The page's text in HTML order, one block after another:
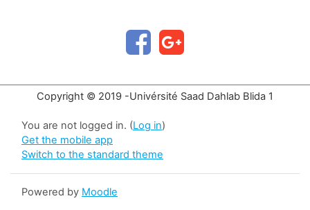
Copyright © 2019 -Univérsité Saad Dahlab Blida 1
You are not logged in. (Log in)
Get the mobile app
Switch to the standard theme
Powered by Moodle